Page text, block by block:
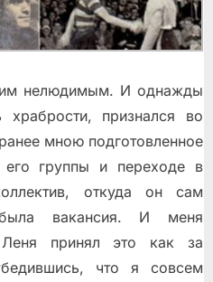
нелюдимым. И однажды
признался во
мною подготовленное
группы и переходе в
откуда он сам
вакансия. И меня
принял это как за
что я совсем